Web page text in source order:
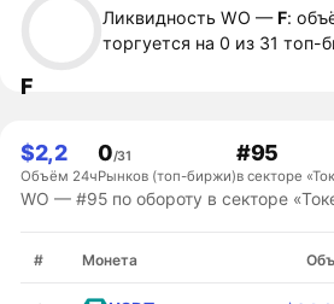
F
Ликвидность WO —F:
торгуется на 0 из 31 топ-
$2,2
Объём 24ч
0/31
Рынков (топ-биржи)
#95
в секторе
WO — #95 по обороту в секторе
# Монета